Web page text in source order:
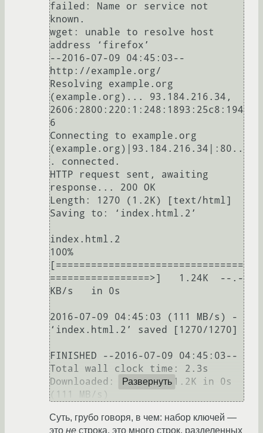
failed: Name or service not
known.
wget: unable to resolve host
address ‘firefox’
--2016-07-09 04:45:03--
http://example.org/
Resolving example.org
(example.org)... 93.184.216.34,
2606:2800:220:1:248:1893:25c8:194
6
Connecting to example.org
(example.org)|93.184.216.34|:80..
. connected.
HTTP request sent, awaiting
response... 200 OK
Length: 1270 (1.2K) [text/html]
Saving to: ‘index.html.2’
index.html.2
100%
[================================
=================>]   1.24K  --.-
KB/s   in 0s
2016-07-09 04:45:03 (111 MB/s) -
‘index.html.2’ saved [1270/1270]
FINISHED --2016-07-09 04:45:03--
Total wall clock time: 2.3s
Downloaded: 1 files, 1.2K in 0s
Развернуть
Суть, грубо говоря, в чем: набор ключей —
это не строка, это много строк, разделенных